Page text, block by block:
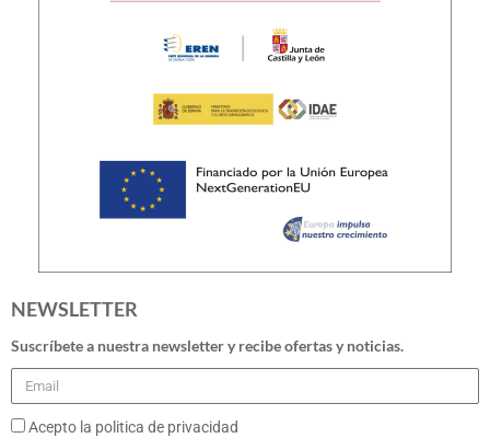
NEWSLETTER
Suscríbete a nuestra newsletter y recibe ofertas y noticias.
Acepto la politica de privacidad